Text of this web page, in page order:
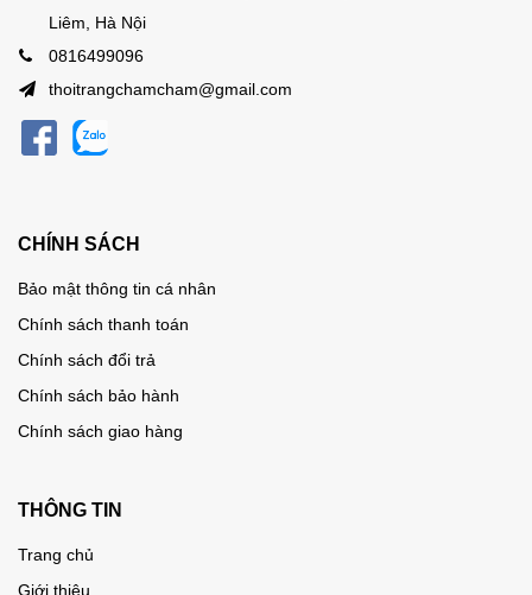
Liêm, Hà Nội
0816499096
thoitrangchamcham@gmail.com
CHÍNH SÁCH
Bảo mật thông tin cá nhân
Chính sách thanh toán
Chính sách đổi trả
Chính sách bảo hành
Chính sách giao hàng
THÔNG TIN
Trang chủ
Giới thiệu